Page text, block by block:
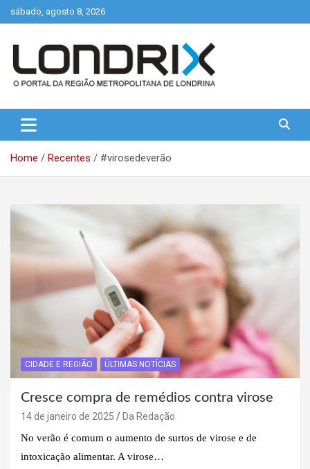
Skip
to
sábado, agosto 8, 2026
Londrix
Home Recentes #virosedeverão
CIDADE E REGIÃO ÚLTIMAS NOTÍCIAS
Cresce compra de remédios contra virose
14 de janeiro de 2025
Da Redação
No verão é comum o aumento de surtos de virose e de
intoxicação alimentar. A virose…